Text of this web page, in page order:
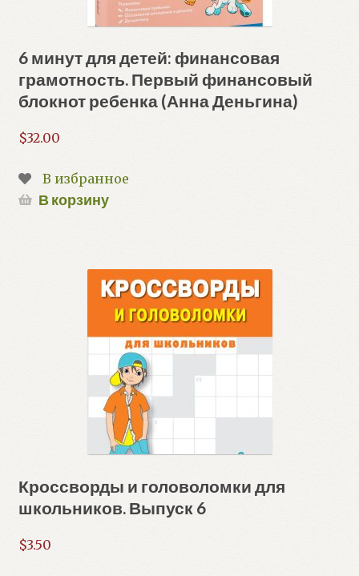
6 минут для детей: финансовая
грамотность. Первый финансовый
блокнот ребенка (Анна Деньгина)
$32.00
В избранное
В корзину
Кроссворды и головоломки для
школьников. Выпуск 6
$3.50